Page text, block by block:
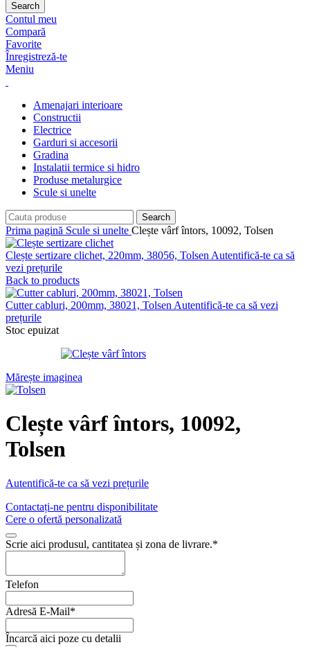
Search
Contul meu
Compară
Favorite
Înregistreză-te
Meniu
Amenajari interioare
Constructii
Electrice
Garduri si accesorii
Gradina
Instalatii termice si hidro
Produse metalurgice
Scule si unelte
Search
Prima pagină Scule si unelte Clește vârf întors, 10092, Tolsen
Clește sertizare clichet, 220mm, 38056, Tolsen Autentifică-te ca să
vezi prețurile
Back to products
Cutter cabluri, 200mm, 38021, Tolsen Autentifică-te ca să vezi
prețurile
Stoc epuizat
Mărește imaginea
Clește vârf întors, 10092,
Tolsen
Autentifică-te ca să vezi prețurile
Contactați-ne pentru disponibilitate
Cere o ofertă personalizată
Scrie aici produsul, cantitatea și zona de livrare.*
Telefon
Adresă E-Mail*
Încarcă aici poze cu detalii